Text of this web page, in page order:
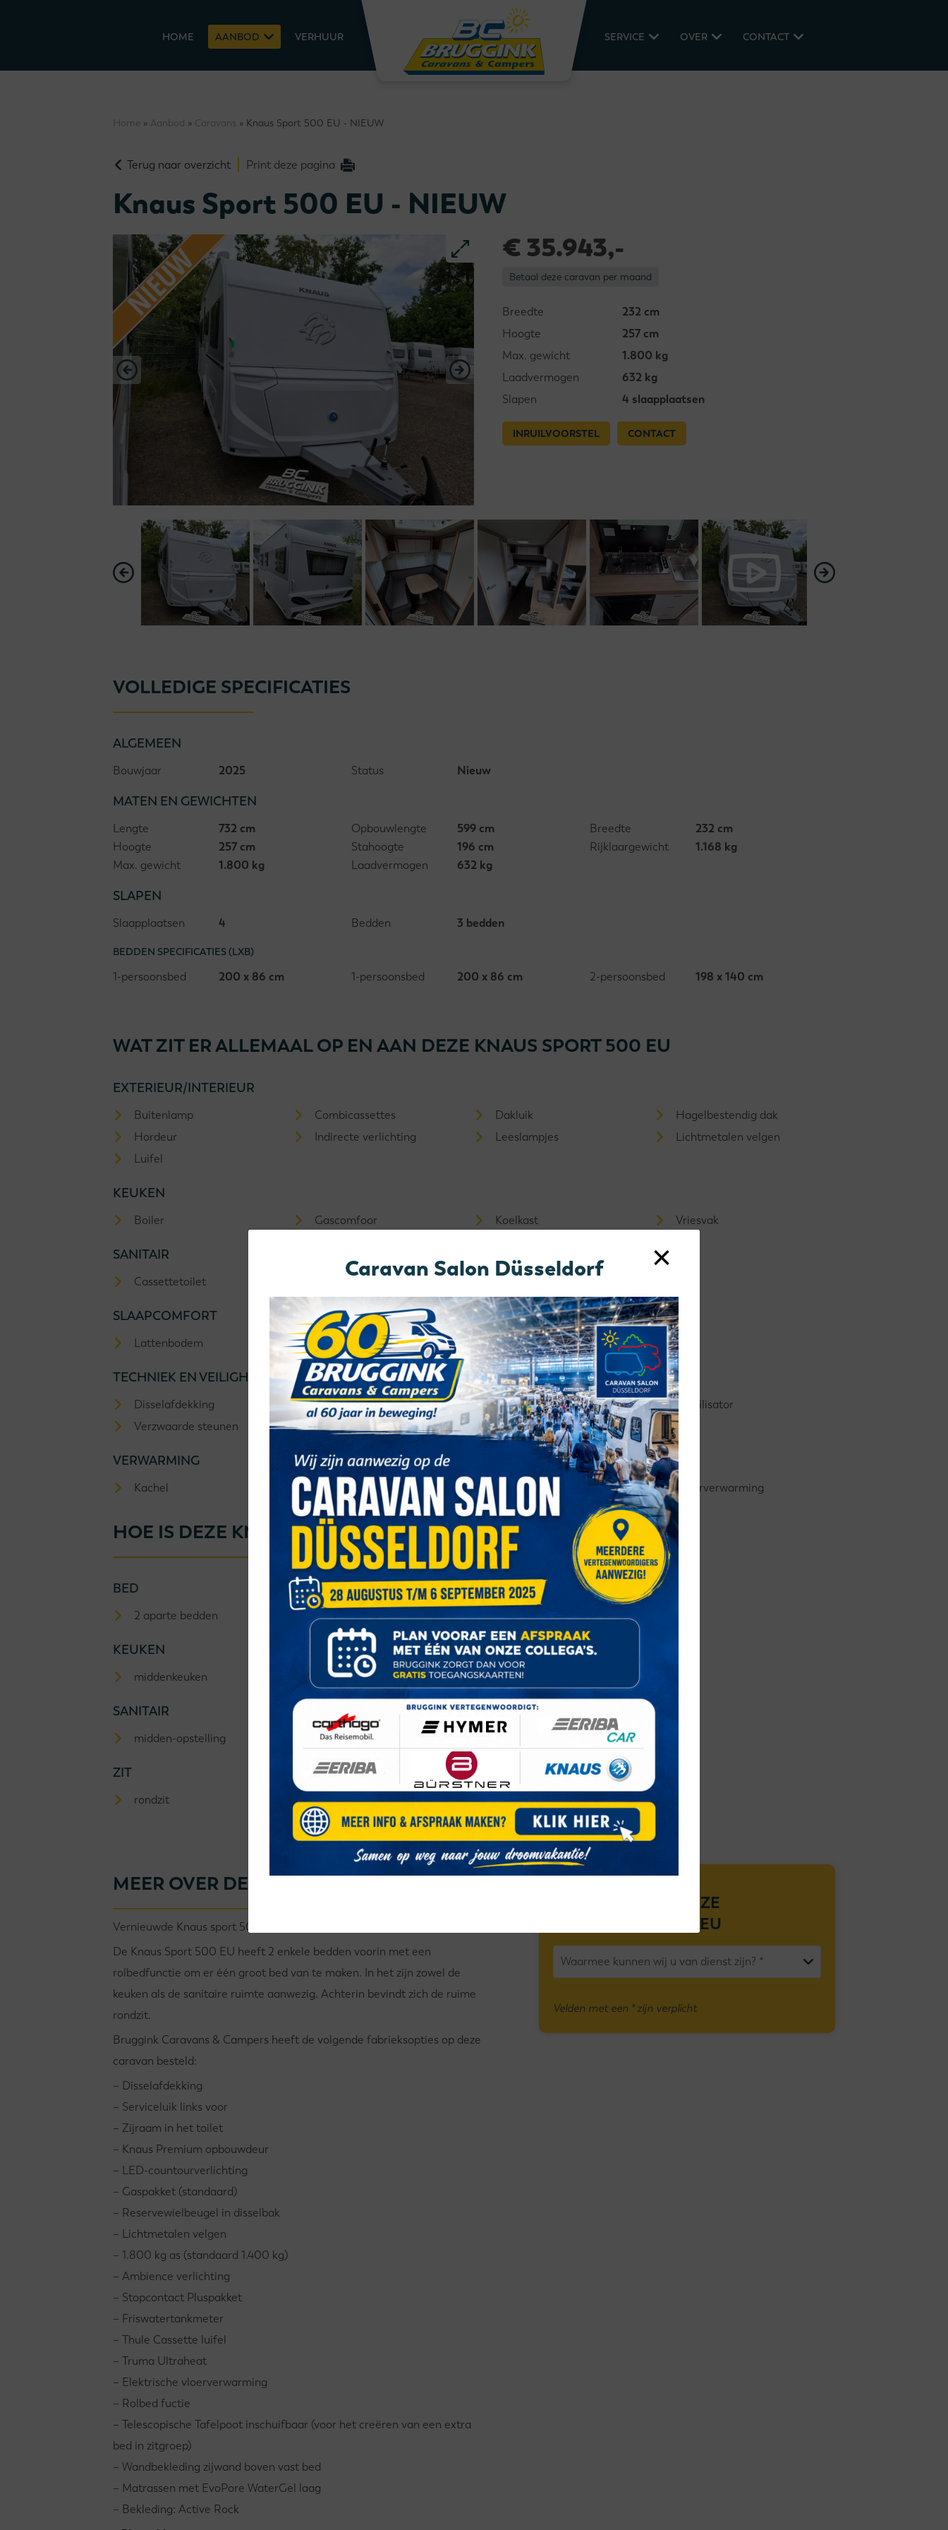
HOME AANBOD VERHUUR SERVICE OVER CONTACT
Home » Aanbod » Caravans » Knaus Sport 500 EU - NIEUW
Terug naar overzicht Print deze pagina
Knaus Sport 500 EU - NIEUW
€ 35.943,-
Betaal deze caravan per maand
INRUILVOORSTEL CONTACT
Breedte
232 cm
Hoogte
257 cm
Max. gewicht
1.800 kg
Laadvermogen
632 kg
Slapen
4 slaapplaatsen
VOLLEDIGE SPECIFICATIES
ALGEMEEN
Bouwjaar 2025 Status Nieuw
MATEN EN GEWICHTEN
Lengte 732 cm Opbouwlengte 599 cm Breedte
232 cm
Hoogte
257 cm Stahoogte 196 cm Rijklaargewicht
1.168 kg
Max. gewicht
1.800 kg Laadvermogen 632 kg
SLAPEN
Slaapplaatsen 4 Bedden 3 bedden
BEDDEN SPECIFICATIES (LXB)
1-persoonsbed 200 x 86 cm 1-persoonsbed 200 x 86 cm 2-persoonsbed 198 x 140 cm
WAT ZIT ER ALLEMAAL OP EN AAN DEZE KNAUS SPORT 500 EU
EXTERIEUR/INTERIEUR
Buitenlamp Combicassettes Dakluik
Hagelbestendig dak
Hordeur
Indirecte verlichting Leeslampjes
Lichtmetalen velgen
Luifel
KEUKEN
Boiler Gascomfoor Koelkast Vriesvak
SANITAIR
Cassettetoilet
SLAAPCOMFORT
Lattenbodem
TECHNIEK EN VEILIGHEID
Disselafdekking Reservewiel-beugel Serviceluik
Stabilisator
Verzwaarde steunen
VERWARMING
Kachel Ringverwarming Ultraheat Vloerverwarming
HOE IS DEZE KNAUS SPORT 500 EU INGEDEELD
BED
2 aparte bedden
KEUKEN
middenkeuken
SANITAIR
midden-opstelling
ZIT
rondzit
CONTACT OVER DEZE
KNAUS SPORT 500 EU
Velden met een * zijn verplicht
MEER OVER DEZE KNAUS SPORT 500 EU
Vernieuwde Knaus sport 500 EU nu in de showroom bij Bruggink.
De Knaus Sport 500 EU heeft 2 enkele bedden voorin met een
rolbedfunctie om er één groot bed van te maken. In het zijn zowel de
keuken als de sanitaire ruimte aanwezig. Achterin bevindt zich de ruime
rondzit.
Bruggink Caravans & Campers heeft de volgende fabrieksopties op deze
caravan besteld:
– Disselafdekking
– Serviceluik links voor
– Zijraam in het toilet
– Knaus Premium opbouwdeur
– LED-countourverlichting
– Gaspakket (standaard)
– Reservewielbeugel in disselbak
– Lichtmetalen velgen
– 1.800 kg as (standaard 1.400 kg)
– Ambience verlichting
– Stopcontact Pluspakket
– Friswatertankmeter
– Thule Cassette luifel
– Truma Ultraheat
– Elektrische vloerverwarming
– Rolbed fuctie
– Telescopische Tafelpoot inschuifbaar (voor het creëren van een extra
bed in zitgroep)
– Wandbekleding zijwand boven vast bed
– Matrassen met EvoPore WaterGel laag
– Bekleding: Active Rock
Caravan Salon Düsseldorf ×